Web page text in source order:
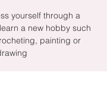
yourself through a
a new hobby such
painting or